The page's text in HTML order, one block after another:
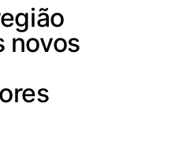
novos